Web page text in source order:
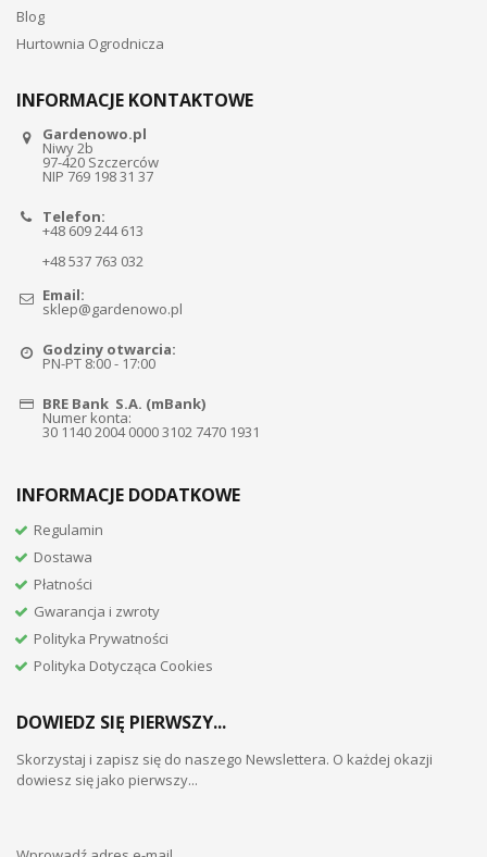
Blog
Hurtownia Ogrodnicza
INFORMACJE KONTAKTOWE
Gardenowo.pl
Niwy 2b
97-420 Szczerców
NIP 769 198 31 37
Telefon:
+48 609 244 613
+48 537 763 032
Email:
sklep@gardenowo.pl
Godziny otwarcia:
PN-PT 8:00 - 17:00
BRE Bank S.A. (mBank)
Numer konta:
30 1140 2004 0000 3102 7470 1931
INFORMACJE DODATKOWE
Regulamin
Dostawa
Płatności
Gwarancja i zwroty
Polityka Prywatności
Polityka Dotycząca Cookies
DOWIEDZ SIĘ PIERWSZY...
Skorzystaj i zapisz się do naszego Newslettera. O każdej okazji
dowiesz się jako pierwszy...